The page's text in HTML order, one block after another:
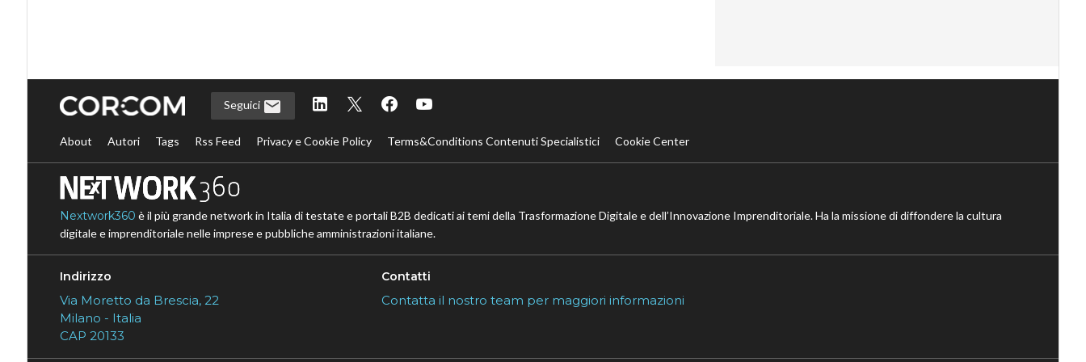
Seguici
About Autori Tags Rss Feed Privacy e Cookie Policy Terms&Conditions Contenuti Specialistici Cookie Center
Nextwork360 è il più grande network in Italia di testate e portali B2B dedicati ai temi della Trasformazione Digitale e dell’Innovazione Imprenditoriale. Ha la missione di diffondere la cultura
digitale e imprenditoriale nelle imprese e pubbliche amministrazioni italiane.
Indirizzo
Via Moretto da Brescia, 22
Milano - Italia
CAP 20133
Contatti
Contatta il nostro team per maggiori informazioni